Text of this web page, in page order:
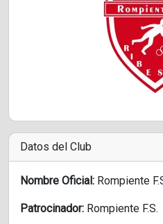
Datos del Club
Nombre Oficial: Rompiente
Patrocinador: Rompiente F.S.